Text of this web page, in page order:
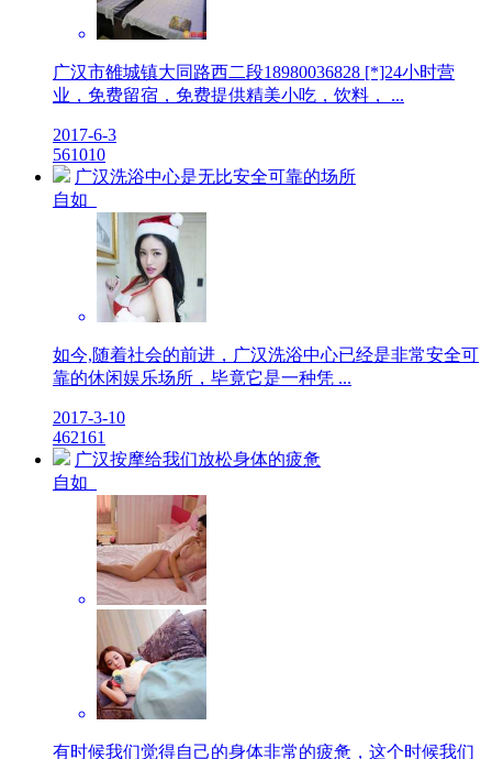
广汉市雒城镇大同路西二段18980036828 [*]24小时营
业，免费留宿，免费提供精美小吃，饮料， ...
2017-6-3
561010
广汉洗浴中心是无比安全可靠的场所
自如
如今,随着社会的前进，广汉洗浴中心已经是非常安全可
靠的休闲娱乐场所，毕竟它是一种凭 ...
2017-3-10
462161
广汉按摩给我们放松身体的疲惫
自如
有时候我们觉得自己的身体非常的疲惫，这个时候我们